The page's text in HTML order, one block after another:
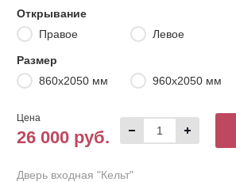
Открывание
Правое
Левое
Размер
860х2050 мм
960х2050 мм
Цена
26 000 руб.
Дверь входная "Кельт"